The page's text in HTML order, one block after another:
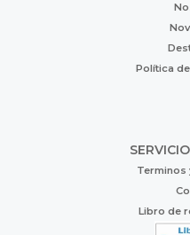
Política
Terminos
Libro de